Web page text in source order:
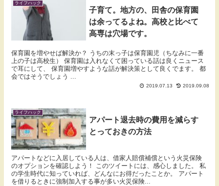
ライフハック
子育て。地方の、田舎の保育園
は余ってるよね。高校と比べて
高専は穴場です。
保育園を増やせば解決か？ うちの末っ子は保育園児（ちなみに一番
上の子は高校生） 保育園は入れなくて困っている話は良くニュース
で耳にして、 保育園増やすような話が解決策として良くでます。 都
会ではそうでしょう ...
2019.07.13 2019.09.08
ライフハック
アパート退去時の費用を減らす
とっておきの方法
アパートなどに入居している人は、借家人賠償補償という火災保険
のオプションを確認しよう！ このツイートには、感心しました。 私
の学生時代に知っていれば、どんなにお得だったことか。 アパート
を借りるときに強制加入する事が多い火災保険...